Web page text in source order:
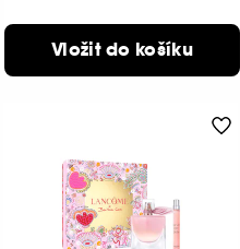
Vložit do košíku